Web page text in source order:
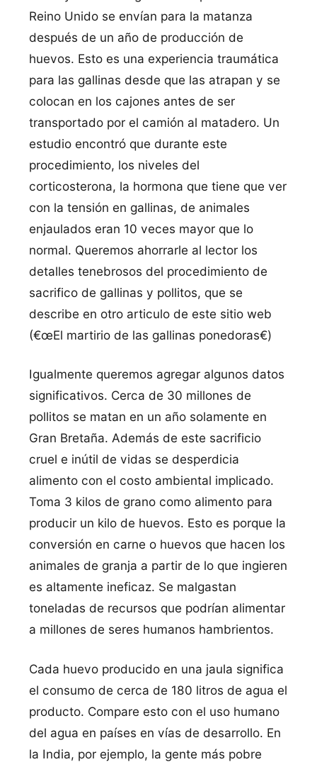
Reino Unido se enví­an para la matanza
después de un año de producción de
huevos. Esto es una experiencia traumática
para las gallinas desde que las atrapan y se
colocan en los cajones antes de ser
transportado por el camión al matadero. Un
estudio encontró que durante este
procedimiento, los niveles del
corticosterona, la hormona que tiene que ver
con la tensión en gallinas, de animales
enjaulados eran 10 veces mayor que lo
normal. Queremos ahorrarle al lector los
detalles tenebrosos del procedimiento de
sacrifico de gallinas y pollitos, que se
describe en otro articulo de este sitio web
(€œEl martirio de las gallinas ponedoras€)
Igualmente queremos agregar algunos datos
significativos. Cerca de 30 millones de
pollitos se matan en un año solamente en
Gran Bretaña. Además de este sacrificio
cruel e inútil de vidas se desperdicia
alimento con el costo ambiental implicado.
Toma 3 kilos de grano como alimento para
producir un kilo de huevos. Esto es porque la
conversión en carne o huevos que hacen los
animales de granja a partir de lo que ingieren
es altamente ineficaz. Se malgastan
toneladas de recursos que podrí­an alimentar
a millones de seres humanos hambrientos.
Cada huevo producido en una jaula significa
el consumo de cerca de 180 litros de agua el
producto. Compare esto con el uso humano
del agua en paí­ses en ví­as de desarrollo. En
la India, por ejemplo, la gente más pobre